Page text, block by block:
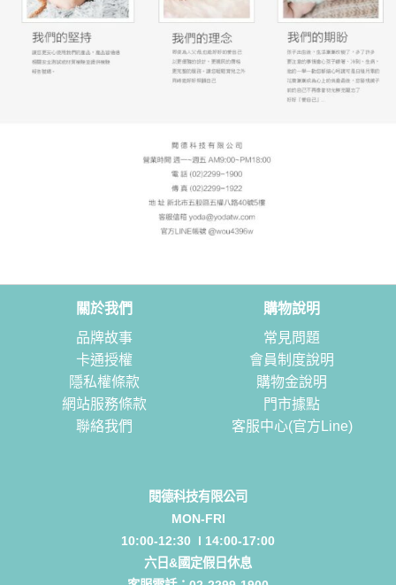
關於我們
品牌故事
卡通授權
隱私權條款
網站服務條款
聯絡我們
購物說明
常見問題
會員制度說明
購物金說明
門市據點
客服中心(官方Line)
閱德科技有限公司
MON-FRI
10:00-12:30 l 14:00-17:00
六日&國定假日休息